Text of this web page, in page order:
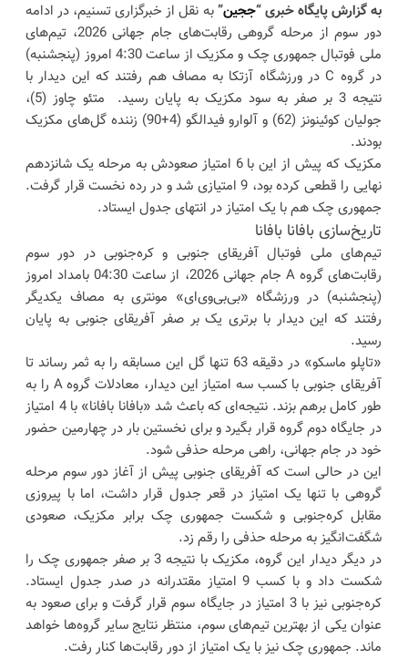
به گزارش پایگاه خبری “ججین”به نقل از خبرگزاری تسنیم، در ادامه
دور سوم از مرحله گروهی رقابت‌های جام جهانی 2026، تیم‌های
ملی فوتبال جمهوری چک و مکزیک از ساعت 4:30 امروز (پنجشنبه)
در گروه C در ورزشگاه آزتکا به مصاف هم رفتند که این دیدار با
نتیجه 3 بر صفر به سود مکزیک به پایان رسید. متئو چاوز (5)،
جولیان کوئینونز (62) و آلوارو فیدالگو (4+90) زننده گل‌های مکزیک
بودند.
مکزیک که پیش از این با 6 امتیاز صعودش به مرحله یک شانزدهم
نهایی را قطعی کرده بود، 9 امتیازی شد و در رده نخست قرار گرفت.
جمهوری چک هم با یک امتیاز در انتهای جدول ایستاد.
تاریخ‌سازی بافانا بافانا
تیم‌های ملی فوتبال آفریقای جنوبی و کره‌جنوبی در دور سوم
رقابت‌های گروه A جام جهانی 2026، از ساعت 04:30 بامداد امروز
(پنجشنبه) در ورزشگاه «بی‌بی‌وی‌ای» مونتری به مصاف یکدیگر
رفتند که این دیدار با برتری یک بر صفر آفریقای جنوبی به پایان
رسید.
«تاپلو ماسکو» در دقیقه 63 تنها گل این مسابقه را به ثمر رساند تا
آفریقای جنوبی با کسب سه امتیاز این دیدار، معادلات گروه A را به
طور کامل برهم بزند. نتیجه‌ای که باعث شد «بافانا بافانا» با 4 امتیاز
در جایگاه دوم گروه قرار بگیرد و برای نخستین بار در چهارمین حضور
خود در جام جهانی، راهی مرحله حذفی شود.
این در حالی است که آفریقای جنوبی پیش از آغاز دور سوم مرحله
گروهی با تنها یک امتیاز در قعر جدول قرار داشت، اما با پیروزی
مقابل کره‌جنوبی و شکست جمهوری چک برابر مکزیک، صعودی
شگفت‌انگیز به مرحله حذفی را رقم زد.
در دیگر دیدار این گروه، مکزیک با نتیجه 3 بر صفر جمهوری چک را
شکست داد و با کسب 9 امتیاز مقتدرانه در صدر جدول ایستاد.
کره‌جنوبی نیز با 3 امتیاز در جایگاه سوم قرار گرفت و برای صعود به
عنوان یکی از بهترین تیم‌های سوم، منتظر نتایج سایر گروه‌ها خواهد
ماند. جمهوری چک نیز با یک امتیاز از دور رقابت‌ها کنار رفت.